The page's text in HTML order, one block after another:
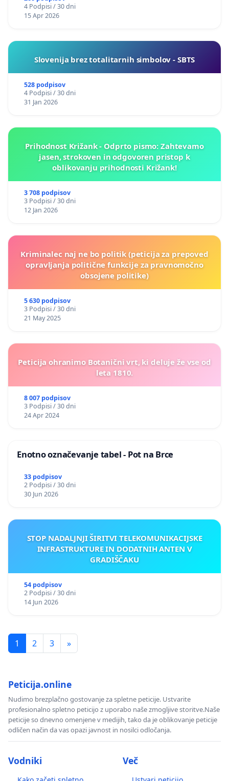
4 Podpisi / 30 dni
15 Apr 2026
Slovenija brez totalitarnih simbolov - SBTS
528 podpisov
4 Podpisi / 30 dni
31 Jan 2026
Prihodnost Križank - Odprto pismo: Zahtevamo
jasen, strokoven in odgovoren pristop k
oblikovanju prihodnosti Križank!
3 708 podpisov
3 Podpisi / 30 dni
12 Jan 2026
Kriminalec naj ne bo politik (peticija za prepoved
opravljanja politične funkcije za pravnomočno
obsojene politike)
5 630 podpisov
3 Podpisi / 30 dni
21 May 2025
Peticija ohranimo Botanični vrt, ki deluje že vse od
leta 1810.
8 007 podpisov
3 Podpisi / 30 dni
24 Apr 2024
Enotno označevanje tabel - Pot na Brce
33 podpisov
2 Podpisi / 30 dni
30 Jun 2026
STOP NADALJNJI ŠIRITVI TELEKOMUNIKACIJSKE
INFRASTRUKTURE IN DODATNIH ANTEN V
GRADIŠČAKU
54 podpisov
2 Podpisi / 30 dni
14 Jun 2026
1 2 3 »
Peticija.online
Nudimo brezplačno gostovanje za spletne peticije. Ustvarite
profesionalno spletno peticijo z uporabo naše zmogljive storitve.Naše
peticije so dnevno omenjene v medijih, tako da je oblikovanje peticije
odličen način da vas opazi javnost in nosilci odločanja.
Vodniki Več